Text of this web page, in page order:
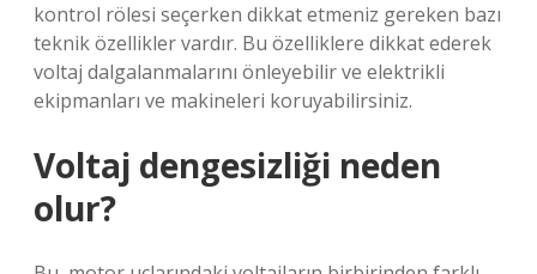
kontrol rölesi seçerken dikkat etmeniz gereken bazı
teknik özellikler vardır. Bu özelliklere dikkat ederek
voltaj dalgalanmalarını önleyebilir ve elektrikli
ekipmanları ve makineleri koruyabilirsiniz.
Voltaj dengesizliği neden
olur?